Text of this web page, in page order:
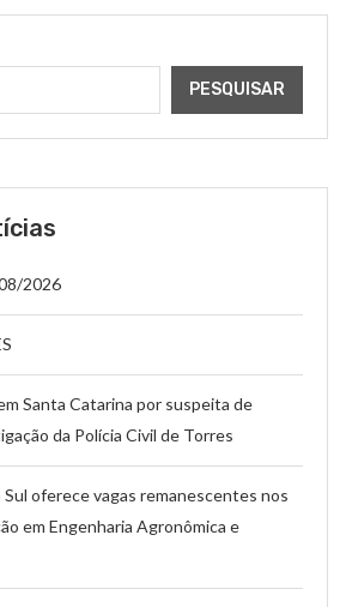
PESQUISAR
2026
Santa Catarina por suspeita de
da Polícia Civil de Torres
Sul oferece vagas remanescentes nos
em Engenharia Agronômica e